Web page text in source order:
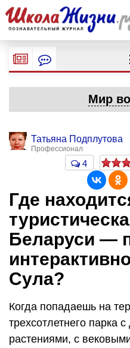
Мир
Татьяна Подплутова
Профессионал
4
Где
Беларуси —
Сула?
Когда попадаешь на
трехсотлетнего парка
растениями, с